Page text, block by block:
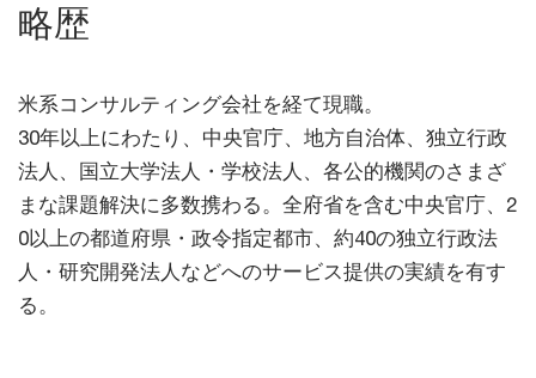
略歴
米系コンサルティング会社を経て現職。
30年以上にわたり、中央官庁、地方自治体、独立行政
法人、国立大学法人・学校法人、各公的機関のさまざ
まな課題解決に多数携わる。全府省を含む中央官庁、2
0以上の都道府県・政令指定都市、約40の独立行政法
人・研究開発法人などへのサービス提供の実績を有す
る。